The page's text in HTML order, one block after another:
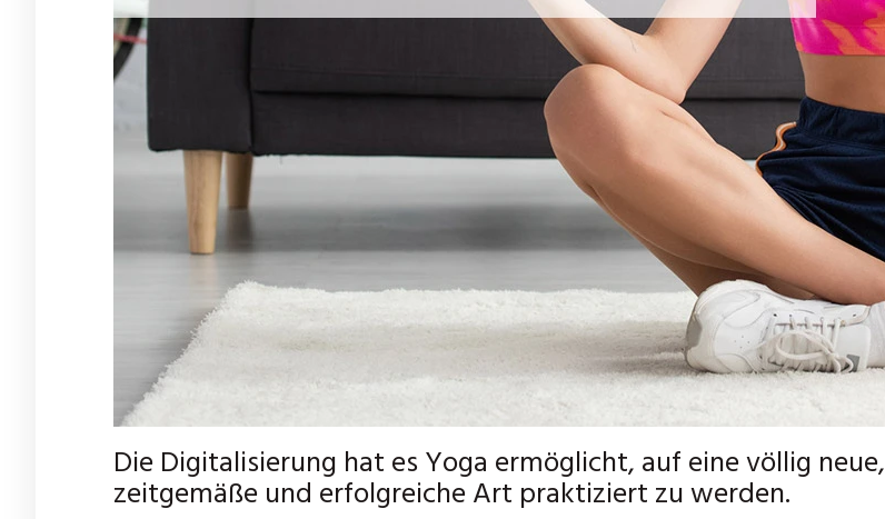
Die Digitalisierung hat es Yoga ermöglicht, auf eine völlig neue,
zeitgemäße und erfolgreiche Art praktiziert zu werden.